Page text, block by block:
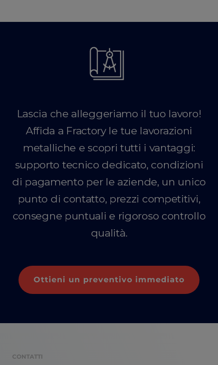
Lascia che alleggeriamo il tuo lavoro!
Affida a Fractory le tue lavorazioni
metalliche e scopri tutti i vantaggi:
supporto tecnico dedicato, condizioni
di pagamento per le aziende, un unico
punto di contatto, prezzi competitivi,
consegne puntuali e rigoroso controllo
qualità.
Ottieni un preventivo immediato
CONTATTI